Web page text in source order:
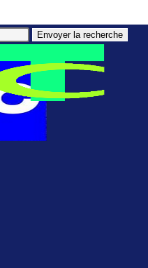
Envoyer la recherche